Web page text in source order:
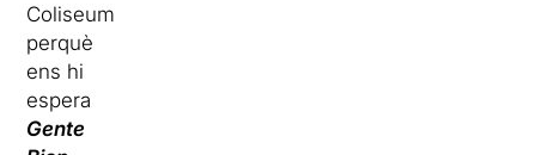
Coliseum
perquè
ens hi
espera
Gente